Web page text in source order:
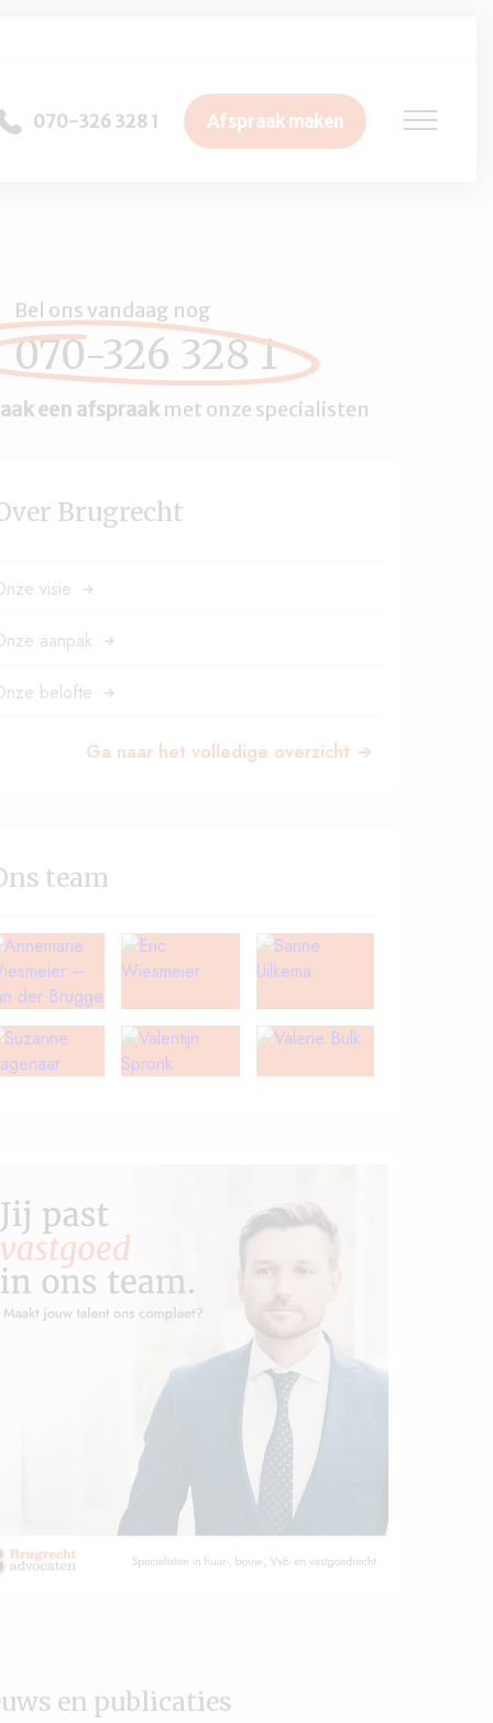
Bel ons vandaag nog
070-326 328 1
een afspraakmet onze specialisten
Brugrecht
visie
aanpak
belofte
Ga naar het volledige overzicht
team
en publicaties
070-326 328 1 Afspraak maken